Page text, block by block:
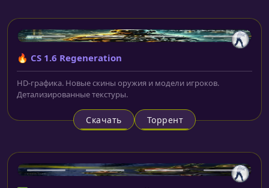
🔥 CS 1.6 Regeneration
HD-графика. Новые скины оружия и модели игроков.
Детализированные текстуры.
Скачать Торрент